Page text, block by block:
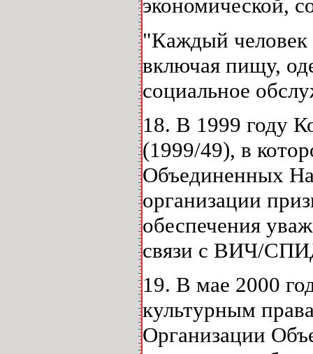
экономической,
"Каждый человек
включая пищу,
социальное
18. В 1999 году
(1999/49), в
Объединенных
организации
обеспечения
связи с ВИЧ/
19. В мае 2000
культурным
Организации